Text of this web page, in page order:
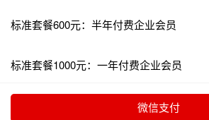
标准套餐600元：半年付费企业会员
标准套餐1000元：一年付费企业会员